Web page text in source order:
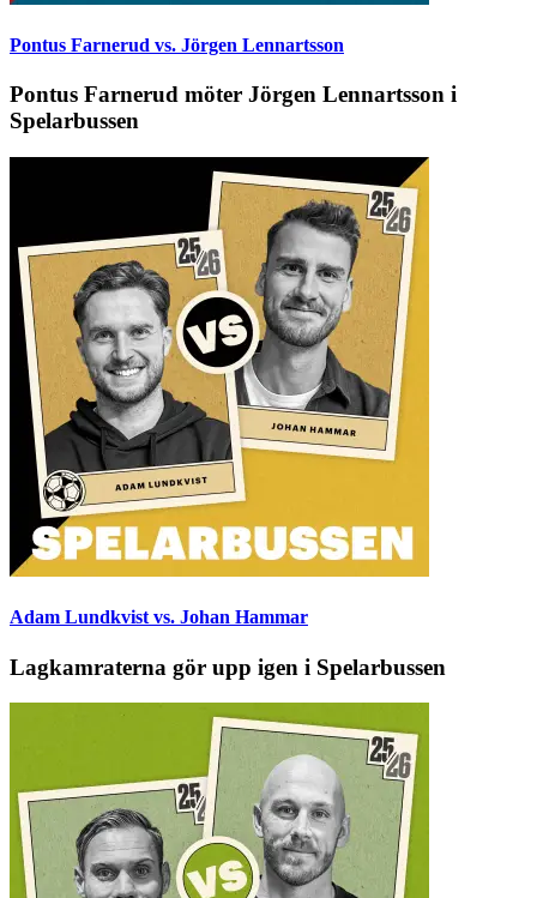
Pontus Farnerud vs. Jörgen Lennartsson
Pontus Farnerud möter Jörgen Lennartsson i
Spelarbussen
Adam Lundkvist vs. Johan Hammar
Lagkamraterna gör upp igen i Spelarbussen